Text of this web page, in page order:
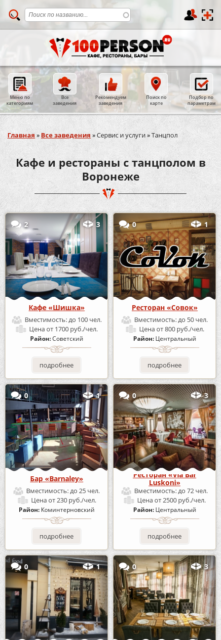
Меню по
категориям
Все
заведения
Рекомендуем
заведения
Поиск по
карте
Подбор по
параметрам
Вы здесь
Главная » Все заведения »Сервис и услуги»Танцпол
Кафе и рестораны с танцполом в
Воронеже
2 3
Кафе «Шишка»
Вместимость:до 100 чел.
Ценаот 1700 руб./чел.
Район:Советский
подробнее
0 1
Ресторан «Совок»
Вместимость:до 50 чел.
Ценаот 800 руб./чел.
Район: Центральный
подробнее
0 1
Бар «Barnaley»
Вместимость:до 25 чел.
Ценаот 230 руб./чел.
Район: Коминтерновский
подробнее
0 3
Ресторан «Via Bar
Luskoni»
Вместимость:до 72 чел.
Ценаот 2500 руб./чел.
Район: Центральный
подробнее
0 1 0 3